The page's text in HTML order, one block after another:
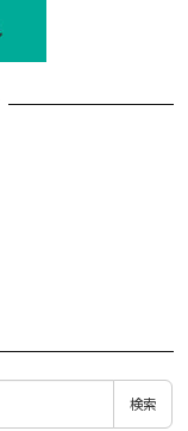
検索